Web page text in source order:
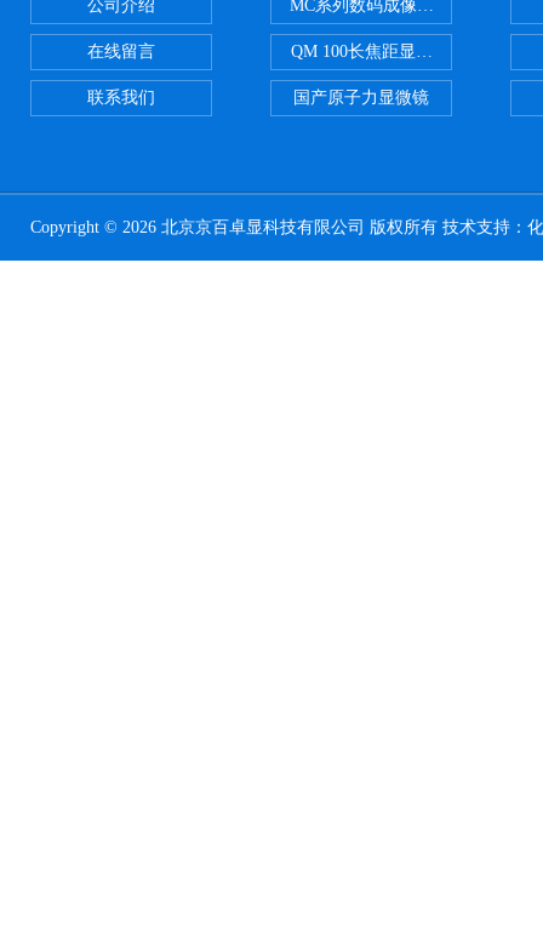
公司介绍
在线留言
联系我们
MC系列数码成像系统
QM 100长焦距显微镜
国产原子力显微镜
Copyright © 2026 北京京百卓显科技有限公司 版权所有 技术支持：